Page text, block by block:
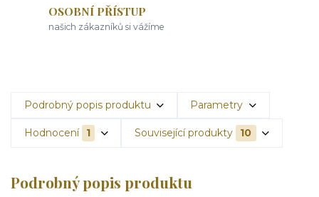
OSOBNÍ PŘÍSTUP
našich zákazníků si vážíme
Podrobný popis produktu Parametry
Hodnocení 1 Související produkty 10
Podrobný popis produktu